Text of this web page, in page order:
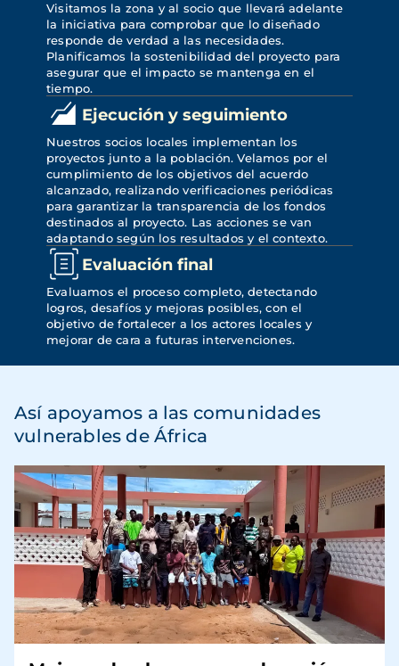
Visitamos la zona y al socio que llevará adelante
la iniciativa para comprobar que lo diseñado
responde de verdad a las necesidades.
Planificamos la sostenibilidad del proyecto para
asegurar que el impacto se mantenga en el
tiempo.
Ejecución y seguimiento
Nuestros socios locales implementan los
proyectos junto a la población. Velamos por el
cumplimiento de los objetivos del acuerdo
alcanzado, realizando verificaciones periódicas
para garantizar la transparencia de los fondos
destinados al proyecto. Las acciones se van
adaptando según los resultados y el contexto.
Evaluación final
Evaluamos el proceso completo, detectando
logros, desafíos y mejoras posibles, con el
objetivo de fortalecer a los actores locales y
mejorar de cara a futuras intervenciones.
Así apoyamos a las comunidades
vulnerables de África